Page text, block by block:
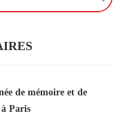
de mémoire et de
Paris